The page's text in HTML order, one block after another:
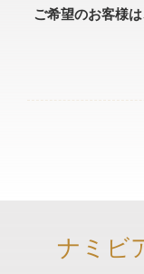
ご希望のお客様
ナミビ